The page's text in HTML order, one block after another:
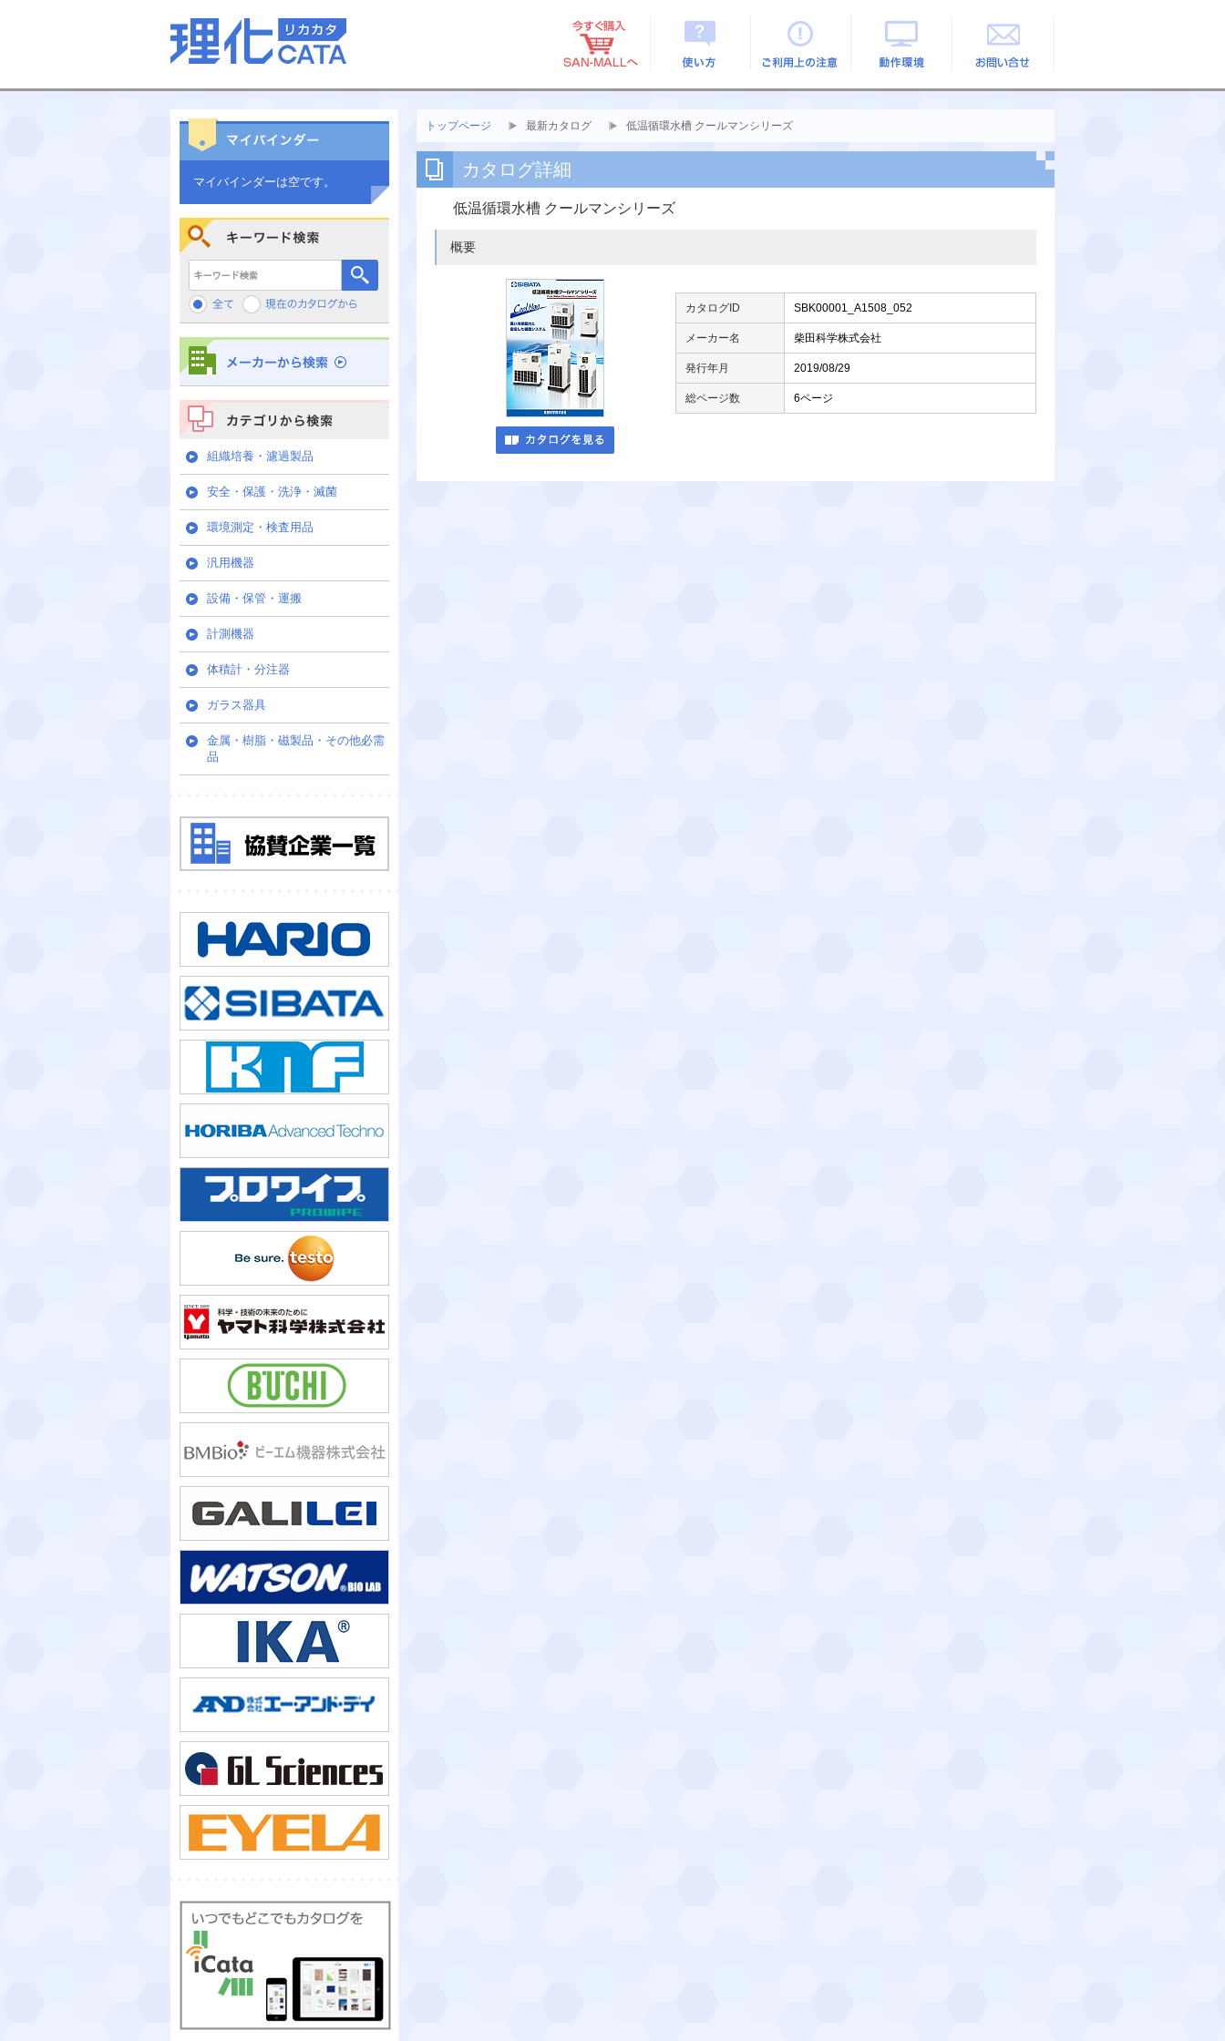
トップページ 最新カタログ 低温循環水槽 クールマンシリーズ
カタログ詳細
低温循環水槽 クールマンシリーズ
概要
カタログID SBK00001_A1508_052
メーカー名 柴田科学株式会社
発行年月 2019/08/29
総ページ数 6ページ
マイバインダーは空です。
キーワード検索
カテゴリから検索
組織培養・濾過製品
安全・保護・洗浄・滅菌
環境測定・検査用品
汎用機器
設備・保管・運搬
計測機器
体積計・分注器
ガラス器具
金属・樹脂・磁製品・その他必需
品